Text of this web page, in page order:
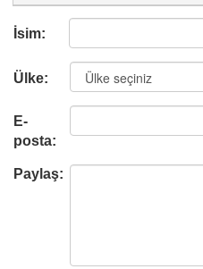
İsim:
Ülke:
E-
posta:
Paylaş: